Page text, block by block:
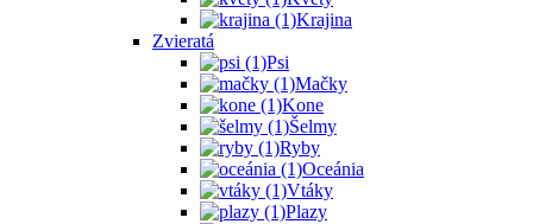
Krajina
Zvieratá
Psi
Mačky
Kone
Šelmy
Ryby
Oceánia
Vtáky
Plazy